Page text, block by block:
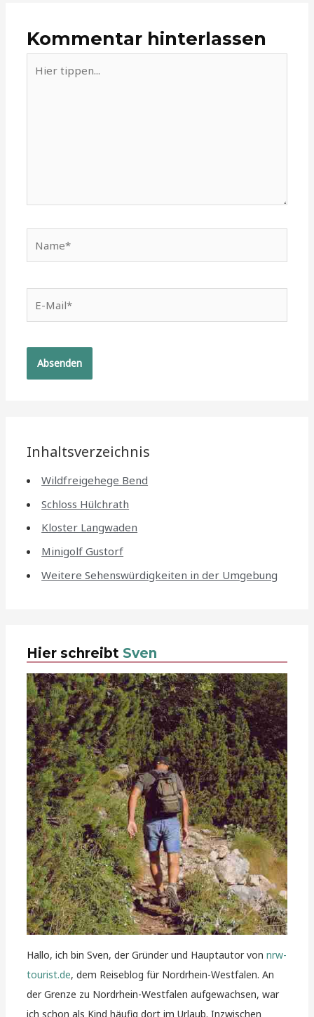
Kommentar hinterlassen
tippen...
Mail*
Inhaltsverzeichnis
Wildfreigehege Bend
Schloss Hülchrath
Kloster Langwaden
Minigolf Gustorf
Weitere Sehenswürdigkeiten in der Umgebung
Hier schreibt Sven
Hallo, ich bin Sven, der Gründer und Hauptautor vonnrw-
tourist.de, dem Reiseblog für Nordrhein-Westfalen. An
der Grenze zu Nordrhein-Westfalen aufgewachsen, war
ich schon als Kind häufig dort im Urlaub. Inzwischen